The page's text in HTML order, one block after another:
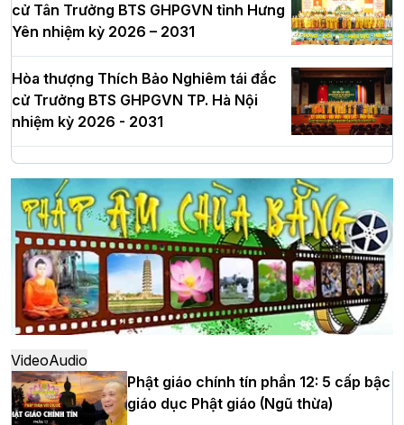
cử Tân Trưởng BTS GHPGVN tỉnh Hưng
Yên nhiệm kỳ 2026 – 2031
Hòa thượng Thích Bảo Nghiêm tái đắc
cử Trưởng BTS GHPGVN TP. Hà Nội
nhiệm kỳ 2026 - 2031
Hà Nội: Long trọng lễ khởi công xây
dựng Trung tâm văn hóa Phật giáo Thủ
đô
Hà Nội: Ngày tu học cuối cùng khép lại
khóa sinh hoạt Phật pháp mùa hè lần
thứ XIV tại chùa Bằng
Học yêu thương trong ngày tu tập thứ
VideoAudio
Phật giáo chính tín phần 12: 5 cấp bậc
giáo dục Phật giáo (Ngũ thừa)